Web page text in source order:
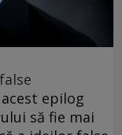
epilog
să fie mai